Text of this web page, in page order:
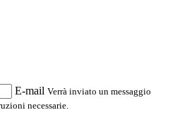
E-mail Verrà inviato un messaggio
necessarie.